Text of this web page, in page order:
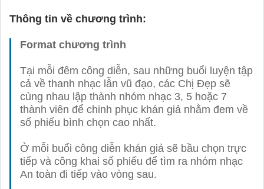
Thông tin về chương trình:
Format chương trình
Tại mỗi đêm công diễn, sau những buổi luyện tập
cả về thanh nhạc lẫn vũ đạo, các Chị Đẹp sẽ
cùng nhau lập thành nhóm nhạc 3, 5 hoặc 7
thành viên để chinh phục khán giả nhằm đem về
số phiếu bình chọn cao nhất.
Ở mỗi buổi công diễn khán giả sẽ bầu chọn trực
tiếp và công khai số phiếu để tìm ra nhóm nhạc
An toàn đi tiếp vào vòng sau.